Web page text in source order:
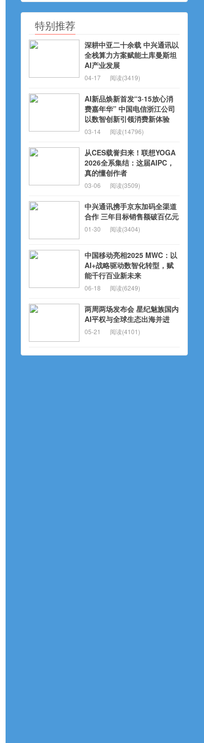
特别推荐
深耕中亚二十余载 中兴通讯以
全栈算力方案赋能土库曼斯坦
AI产业发展
04-17 阅读(3419)
AI新品焕新首发“3·15放心消
费嘉年华” 中国电信浙江公司
以数智创新引领消费新体验
03-14 阅读(14796)
从CES载誉归来！联想YOGA
2026全系集结：这届AIPC，
真的懂创作者
03-06 阅读(3509)
中兴通讯携手京东加码全渠道
合作 三年目标销售额破百亿元
01-30 阅读(3404)
中国移动亮相2025 MWC：以
AI+战略驱动数智化转型，赋
能千行百业新未来
06-18 阅读(6249)
两周两场发布会 星纪魅族国内
AI平权与全球生态出海并进
05-21 阅读(4101)